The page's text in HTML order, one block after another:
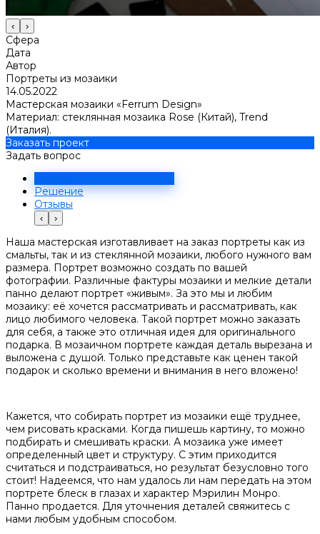
‹ ›
Сфера
Дата
Автор
Портреты из мозаики
14.05.2022
Мастерская мозаики «Ferrum Design»
Материал: стеклянная мозаика Rose (Китай), Trend
(Италия).
Заказать проект
Задать вопрос
Решение
Отзывы
‹ ›
Наша мастерская изготавливает на заказ портреты как из
смальты, так и из стеклянной мозаики, любого нужного вам
размера. Портрет возможно создать по вашей
фотографии. Различные фактуры мозаики и мелкие детали
панно делают портрет «живым». За это мы и любим
мозаику: её хочется рассматривать и рассматривать, как
лицо любимого человека. Такой портрет можно заказать
для себя, а также это отличная идея для оригинального
подарка. В мозаичном портрете каждая деталь вырезана и
выложена с душой. Только представьте как ценен такой
подарок и сколько времени и внимания в него вложено!
Кажется, что собирать портрет из мозаики ещё труднее,
чем рисовать красками. Когда пишешь картину, то можно
подбирать и смешивать краски. А мозаика уже имеет
определенный цвет и структуру. С этим приходится
считаться и подстраиваться, но результат безусловно того
стоит! Надеемся, что нам удалось ли нам передать на этом
портрете блеск в глазах и характер Мэрилин Монро.
Панно продается. Для уточнения деталей свяжитесь с
нами любым удобным способом.